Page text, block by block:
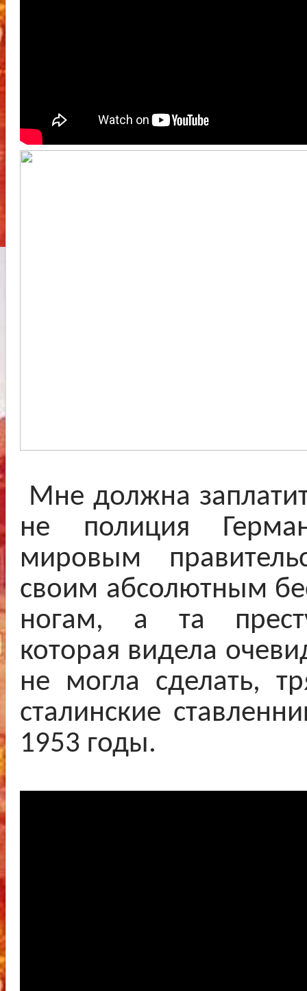
Мне должна
не полиция
мировым
своим абсолютным
ногам, а та
которая видела
не могла сделать,
сталинские
1953 годы.